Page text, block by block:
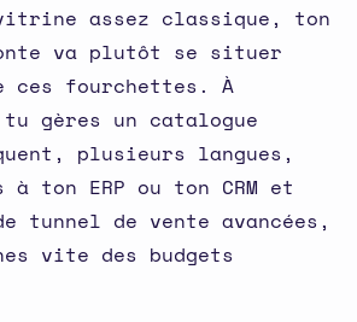
assez classique, ton
va plutôt se situer
ces fourchettes. À
gères un catalogue
plusieurs langues,
à ton ERP ou ton CRM et
tunnel de vente avancées,
vite des budgets